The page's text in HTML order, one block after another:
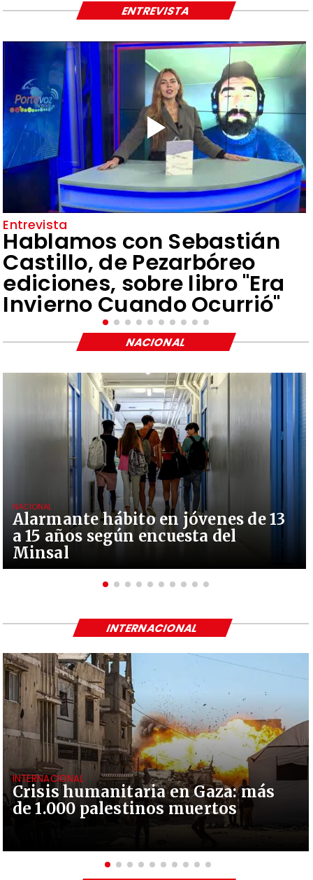
Entrevista
Hablamos con Sebastián
Castillo, de Pezarbóreo
ediciones, sobre libro "Era
Invierno Cuando Ocurrió"
ENTREVISTA
Alarmante hábito en jóvenes de 13
a 15 años según encuesta del
Minsal
NACIONAL
NACIONAL
Crisis humanitaria en Gaza: más
de 1.000 palestinos muertos
INTERNACIONAL
INTERNACIONAL